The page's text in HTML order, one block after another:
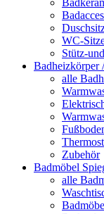
WC-
Stütz-
Badheizkörper
alle
Zubehör
Badmöbel
alle